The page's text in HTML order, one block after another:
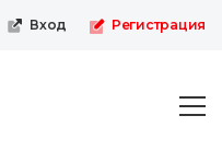
Вход Регистрация